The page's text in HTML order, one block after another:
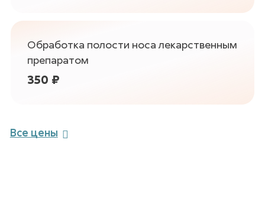
Обработка полости носа лекарственным
препаратом
350 ₽
Все цены